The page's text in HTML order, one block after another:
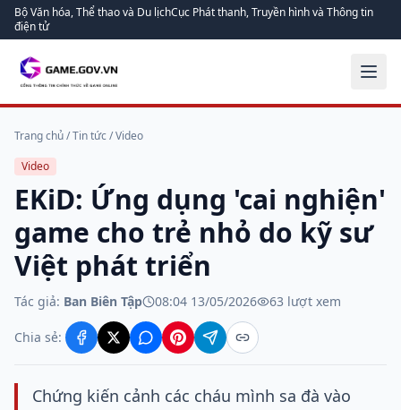
Bộ Văn hóa, Thể thao và Du lịchCục Phát thanh, Truyền hình và Thông tin
điện tử
Trang chủ/Tin tức/Video
Video
EKiD: Ứng dụng 'cai nghiện'
game cho trẻ nhỏ do kỹ sư
Việt phát triển
Tác giả: Ban Biên Tập 08:04 13/05/2026 63 lượt xem
Chia sẻ:
Chứng kiến cảnh các cháu mình sa đà vào